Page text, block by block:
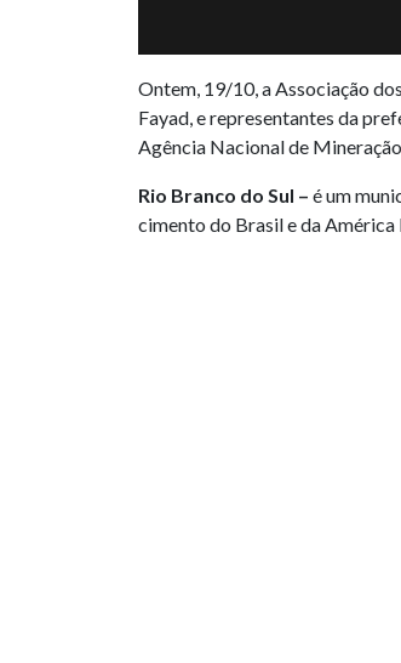
Ontem, 19/10, a Associação
Fayad, e representantes da
Agência Nacional de
Rio Branco do Sul – é um
cimento do Brasil e da América